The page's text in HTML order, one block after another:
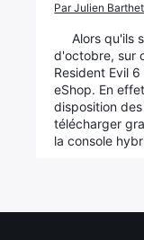
Par Julien
Alors qu'ils
d'octobre, sur
Resident Evil
eShop. En
disposition
télécharger
la console